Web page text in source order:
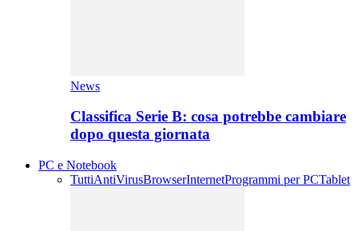
News
Classifica Serie B: cosa potrebbe cambiare
dopo questa giornata
PC e Notebook
TuttiAntiVirusBrowserInternetProgrammi per PCTablet